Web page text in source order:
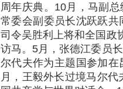
周年庆典。10月，马副
常委会副委员长沈跃跃
司令吴胜利上将和全国政
访马。5月，张德江委员
尔代夫作为主题国参加
月，王毅外长过境马尔